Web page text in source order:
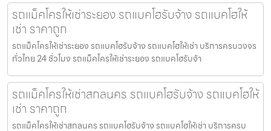
รถแม็คโครให้เช่าระยอง รถแบคโฮรับจ้าง รถแบคโฮให้
เช่า ราคาถูก
รถแม็คโครให้เช่าระยอง รถแบคโฮรับจ้าง รถแบคโฮให้เช่า บริการครบวงจร
ทั่วไทย 24 ชั่วโมง รถแม็คโครให้เช่าระยอง รถแบคโฮรับจ้า
รถแม็คโครให้เช่าสกลนคร รถแบคโฮรับจ้าง รถแบคโฮให้
เช่า ราคาถูก
รถแม็คโครให้เช่าสกลนคร รถแบคโฮรับจ้าง รถแบคโฮให้เช่า บริการครบ